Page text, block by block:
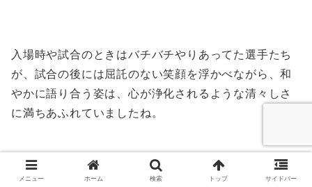
入場時や試合のときはバチバチやりあってた選手たち
が、試合の後には屈託のない笑顔を浮かべながら、和
やかに語り合う姿は、心が浄化されるような清々しさ
に満ちあふれていましたね。
里村と佐々が和解するシーンも良かったけど、やっぱ
メニュー ホーム 検索 トップ サイドバー